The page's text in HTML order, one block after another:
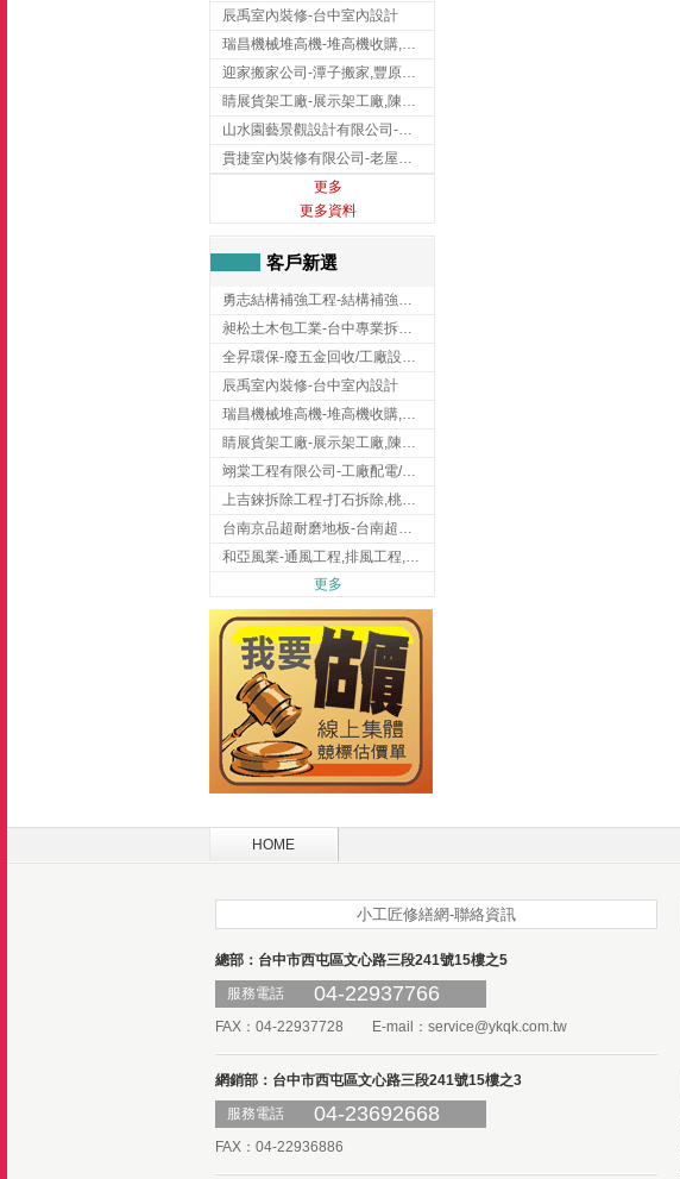
辰禹室內裝修-台中室內設計
瑞昌機械堆高機-堆高機收購,新北市堆高機,桃園堆高機
迎家搬家公司-潭子搬家,豐原搬家,大雅搬家,大甲搬家,台中推薦搬家,台中搬家
睛展貨架工廠-展示架工廠,陳列架,台中展示架工廠
山水園藝景觀設計有限公司-景觀工程,景觀設計,新竹園藝工程,新竹景觀設計
貫捷室內裝修有限公司-老屋翻新工程,台中老屋翻新工程,台中舊屋翻新
更多
更多資料
客戶新選
勇志結構補強工程-結構補強工程 ,桃園結構補強工程,龍潭結構補強工程
昶松土木包工業-台中專業拆除工程/挖土機出租
全昇環保-廢五金回收/工廠設備收購/機械設備回收/高價收購廠房設備
辰禹室內裝修-台中室內設計
瑞昌機械堆高機-堆高機收購,新北市堆高機,桃園堆高機
睛展貨架工廠-展示架工廠,陳列架,台中展示架工廠
翊棠工程有限公司-工廠配電/高雄消防機電公司
上吉錸拆除工程-打石拆除,桃園打石拆除,桃園拆除工程
台南京品超耐磨地板-台南超耐磨地板
和亞風業-通風工程,排風工程,彰化通風工程,彰化排風工程
更多
HOME
小工匠修繕網-聯絡資訊
總部：台中市西屯區文心路三段241號15樓之5
服務電話
04-22937766
FAX：04-22937728 E-mail： service@ykqk.com.tw
網銷部：台中市西屯區文心路三段241號15樓之3
服務電話
04-23692668
FAX：04-22936886